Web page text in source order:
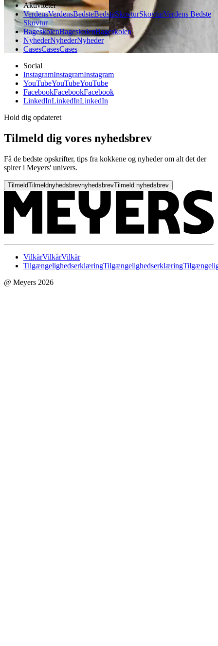
Aktiviteter
VerdensVerdensBedsteBedsteSkovturSkovturVerdens Bedste
Skovtur
BageskolenBageskolenBageskolen
NyhederNyhederNyheder
CasesCasesCases
Social
InstagramInstagramInstagram
YouTubeYouTubeYouTube
FacebookFacebookFacebook
LinkedInLinkedInLinkedIn
Hold dig opdateret
Tilmeld dig vores nyhedsbrev
Få de bedste opskrifter, tips fra kokkene og nyheder om alt det der
spirer i Meyers' univers.
TilmeldTilmeldnyhedsbrevnyhedsbrevTilmeld nyhedsbrev
VilkårVilkårVilkår
TilgængelighedserklæringTilgængelighedserklæring
@ Meyers 2026